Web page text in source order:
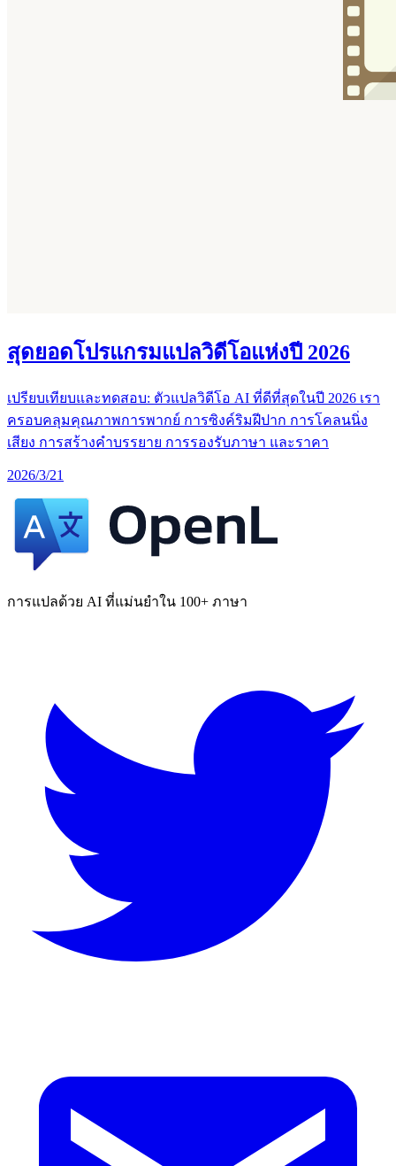
สุดยอดโปรแกรมแปลวิดีโอแห่งปี 2026
เปรียบเทียบและทดสอบ: ตัวแปลวิดีโอ AI ที่ดีที่สุดในปี 2026 เรา
ครอบคลุมคุณภาพการพากย์ การซิงค์ริมฝีปาก การโคลนนิ่ง
เสียง การสร้างคำบรรยาย การรองรับภาษา และราคา
2026/3/21
การแปลด้วย AI ที่แม่นยำใน 100+ ภาษา